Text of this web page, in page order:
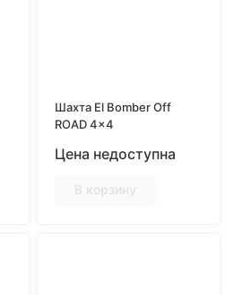
Шахта El Bomber Off
ROAD 4×4
Цена недоступна
В корзину